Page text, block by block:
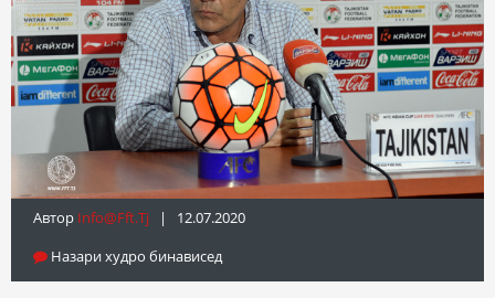
Автор Info@fft.tj | 12.07.2020
Назари худро бинависед